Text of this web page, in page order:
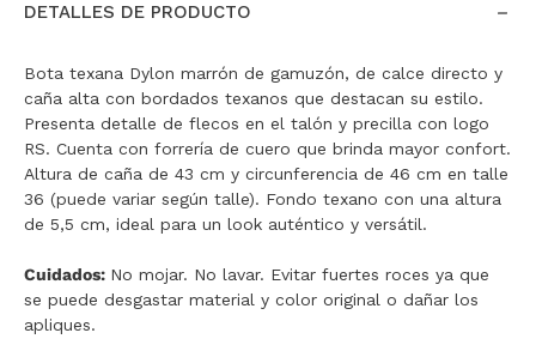
DETALLES DE PRODUCTO
Bota texana Dylon marrón de gamuzón, de calce directo y
caña alta con bordados texanos que destacan su estilo.
Presenta detalle de flecos en el talón y precilla con logo
RS. Cuenta con forrería de cuero que brinda mayor confort.
Altura de caña de 43 cm y circunferencia de 46 cm en talle
36 (puede variar según talle). Fondo texano con una altura
de 5,5 cm, ideal para un look auténtico y versátil.
Cuidados: No mojar. No lavar. Evitar fuertes roces ya que
se puede desgastar material y color original o dañar los
apliques.